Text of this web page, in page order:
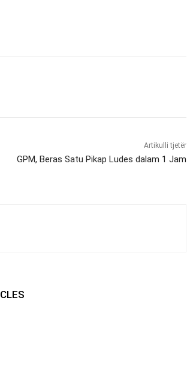
Artikulli tjetër
GPM, Beras Satu Pikap Ludes dalam 1 Jam